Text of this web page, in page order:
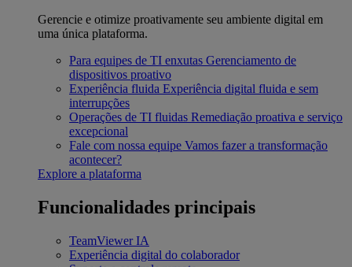
Gerencie e otimize proativamente seu ambiente digital em
uma única plataforma.
Para equipes de TI enxutas Gerenciamento de
dispositivos proativo
Experiência fluida Experiência digital fluida e sem
interrupções
Operações de TI fluidas Remediação proativa e serviço
excepcional
Fale com nossa equipe Vamos fazer a transformação
acontecer?
Explore a plataforma
Funcionalidades principais
TeamViewer IA
Experiência digital do colaborador